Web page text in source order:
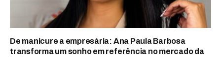
De manicure a empresária: Ana Paula Barbosa
transforma um sonho em referência no mercado da